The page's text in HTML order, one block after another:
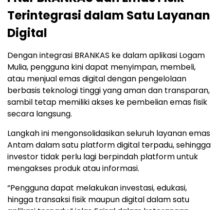
Terintegrasi dalam Satu Layanan
Digital
Dengan integrasi BRANKAS ke dalam aplikasi Logam
Mulia, pengguna kini dapat menyimpan, membeli,
atau menjual emas digital dengan pengelolaan
berbasis teknologi tinggi yang aman dan transparan,
sambil tetap memiliki akses ke pembelian emas fisik
secara langsung.
Langkah ini mengonsolidasikan seluruh layanan emas
Antam dalam satu platform digital terpadu, sehingga
investor tidak perlu lagi berpindah platform untuk
mengakses produk atau informasi.
“Pengguna dapat melakukan investasi, edukasi,
hingga transaksi fisik maupun digital dalam satu